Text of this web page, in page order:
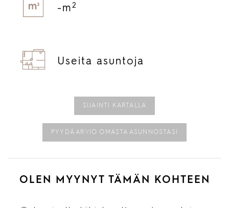
-m 2
Useita asuntoja
SIJAINTI KARTALLA
PYYDÄ ARVIO OMASTA ASUNNOSTASI
OLEN MYYNYT TÄMÄN KOHTEEN